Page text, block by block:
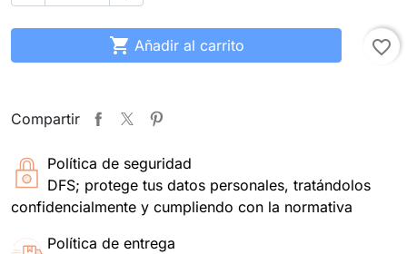
 Añadir al carrito favorite_border
Compartir
Política de seguridad
DFS; protege tus datos personales, tratándolos
confidencialmente y cumpliendo con la normativa
Política de entrega